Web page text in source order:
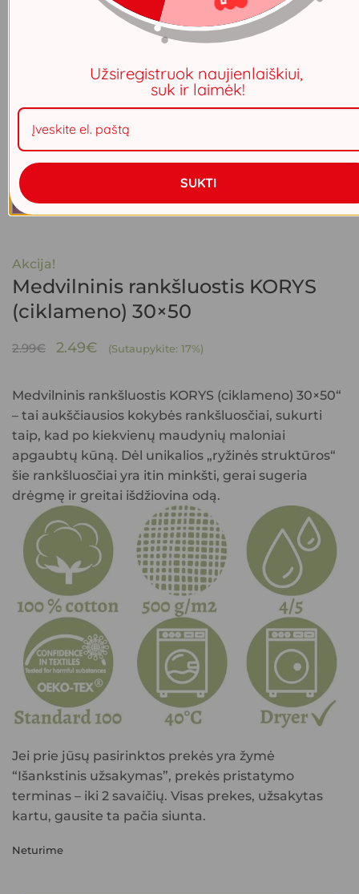
Akcija!
Medvilninis rankšluostis KORYS
(ciklameno) 30×50
2.99€
Original
was:
2.99€.
2.49€Current
is:
2.49€.
(Sutaupykite: 17%)
Medvilninis rankšluostis KORYS (ciklameno) 30×50“
– tai aukščiausios kokybės rankšluosčiai, sukurti
taip, kad po kiekvienų maudynių maloniai
apgaubtų kūną. Dėl unikalios „ryžinės struktūros“
šie rankšluosčiai yra itin minkšti, gerai sugeria
drėgmę ir greitai išdžiovina odą.
Jei prie jūsų pasirinktos prekės yra žymė
“Išankstinis užsakymas”, prekės pristatymo
terminas – iki 2 savaičių. Visas prekes, užsakytas
kartu, gausite ta pačia siunta.
Neturime
Užsiregistruok naujienlaiškiui,
suk ir laimėk!
SUKTI